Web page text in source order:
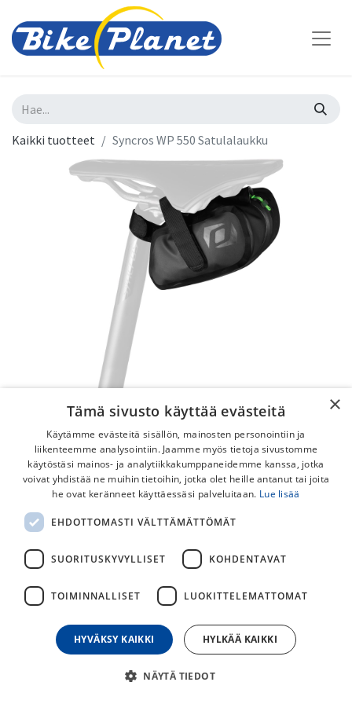
Kaikki tuotteet Syncros WP 550 Satulalaukku
Syncros WP 550 Satulalaukku
Vedenpitävä Syncros satulalaukku WP 550. Teipatuilla
satulalaukku.
32,00€
päivän alin hinta
×
Tämä sivusto käyttää evästeitä
Käytämme evästeitä sisällön, mainosten personointiin ja
liikenteemme analysointiin. Jaamme myös tietoja sivustomme
käytöstäsi mainos- ja analytiikkakumppaneidemme kanssa, jotka
voivat yhdistää ne muihin tietoihin, jotka olet heille antanut tai joita
he ovat keränneet käyttäessäsi palveluitaan. Lue lisää
EHDOTTOMASTI VÄLTTÄMÄTTÖMÄT
SUORITUSKYVYLLISET KOHDENTAVAT
TOIMINNALLISET LUOKITTELEMATTOMAT
HYVÄKSY KAIKKI HYLKÄÄ KAIKKI
NÄYTÄ TIEDOT